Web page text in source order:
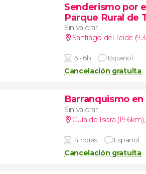
Senderismo por
Parque Rural de
Sin valorar
Santiago del Teide
5 - 6h Español
Cancelación gratuita
Barranquismo en
Sin valorar
Guía de Isora (19.6km),
4 horas Español
Cancelación gratuita